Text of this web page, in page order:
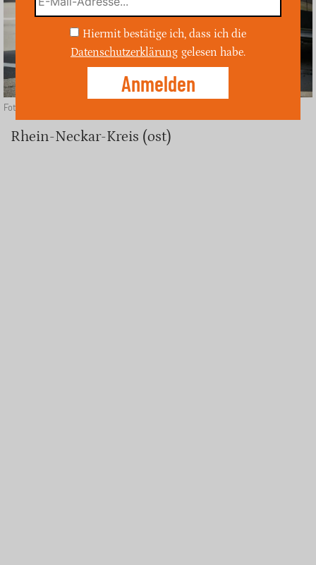
Foto: Depositphotos
Rhein-Neckar-Kreis (ost)
Hiermit bestätige ich, dass ich die
Datenschutzerklärung gelesen habe.